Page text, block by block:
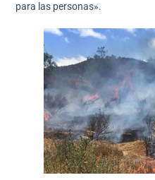
para las personas».